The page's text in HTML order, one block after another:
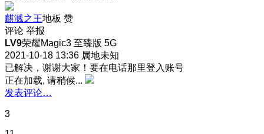
麒溅之王地板 赞
评论 举报
LV9荣耀Magic3 至臻版 5G
2021-10-18 13:36 属地未知
已解决，谢谢大家！要在电话那里登入账号
正在加载, 请稍候...
发表评论…
3